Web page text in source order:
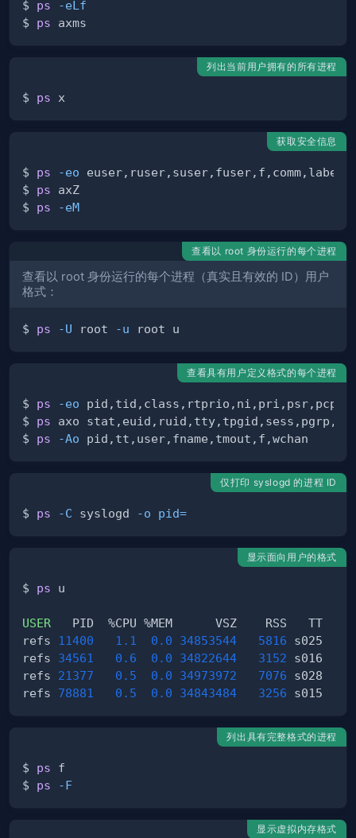
$ ps
-eLf
$ ps
列出当前用户拥有的所有进程
$ ps
获取安全信息
$ ps -eo
$ ps
$ ps -eM
查看以 root 身份运行的每个进程
查看以 root 身份运行的每个进程（真实且有效的 ID）用户
格式：
$ ps -U root -u
查看具有用户定义格式的每个进程
$ ps
-eo
$ ps
$ ps -Ao
仅打印 syslogd 的进程 ID
$ ps -C syslogd -o pid=
显示面向用户的格式
$ ps
USER
refs 11400 1.1 0.0 34853544 5816 s025
refs 34561 0.6 0.0 34822644 3152 s016
refs 21377 0.5 0.0 34973972 7076 s028
refs 78881 0.5 0.0 34843484 3256 s015
列出具有完整格式的进程
$ ps
$ ps -F
显示虚拟内存格式